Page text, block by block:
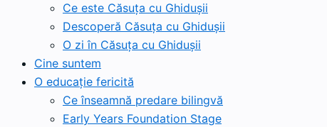
Ce este Căsuța cu Ghidușii
Descoperă Căsuța cu Ghidușii
O zi în Căsuța cu Ghidușii
Cine suntem
O educație fericită
Ce înseamnă predare bilingvă
Early Years Foundation Stage